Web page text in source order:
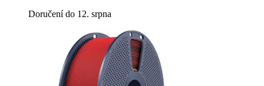
Doručení do 12. srpna